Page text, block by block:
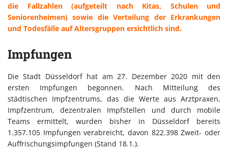
die Fallzahlen (aufgeteilt nach Kitas, Schulen und
Seniorenheimen) sowie die Verteilung der Erkrankungen
und Todesfälle auf Altersgruppen ersichtlich sind.
Impfungen
Die Stadt Düsseldorf hat am 27. Dezember 2020 mit den
ersten Impfungen begonnen. Nach Mitteilung des
städtischen Impfzentrums, das die Werte aus Arztpraxen,
Impfzentrum, dezentralen Impfstellen und durch mobile
Teams ermittelt, wurden bisher in Düsseldorf bereits
1.357.105 Impfungen verabreicht, davon 822.398 Zweit- oder
Auffrischungsimpfungen (Stand 18.1.).